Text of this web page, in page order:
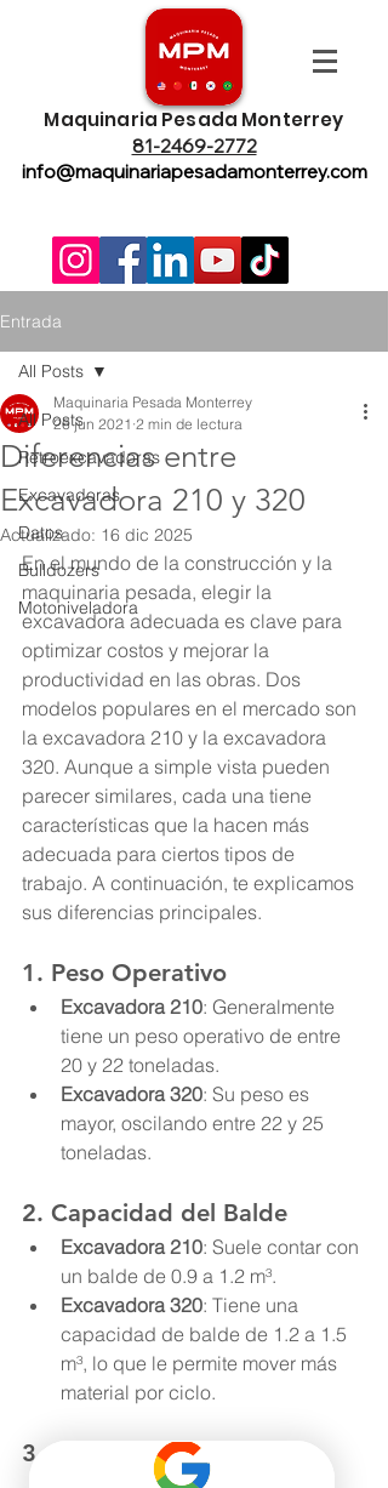
Maquinaria Pesada Monterrey
81-2469-2772
info@maquinariapesadamonterrey.com
Entrada
All Posts
Retroexcavadoras
Excavadoras
Datos
Bulldozers
Motoniveladora
All Posts
Diferencias entre
Excavadora 210 y 320
Maquinaria Pesada Monterrey
26 jun 2021 2 min de lectura
Actualizado: 16 dic 2025
En el mundo de la construcción y la
maquinaria pesada, elegir la
excavadora adecuada es clave para
optimizar costos y mejorar la
productividad en las obras. Dos
modelos populares en el mercado son
la excavadora 210 y la excavadora
320. Aunque a simple vista pueden
parecer similares, cada una tiene
características que la hacen más
adecuada para ciertos tipos de
trabajo. A continuación, te explicamos
sus diferencias principales.
1. Peso Operativo
Excavadora 210: Generalmente
tiene un peso operativo de entre
20 y 22 toneladas.
Excavadora 320: Su peso es
mayor, oscilando entre 22 y 25
toneladas.
2. Capacidad del Balde
Excavadora 210: Suele contar con
un balde de 0.9 a 1.2 m³.
Excavadora 320: Tiene una
capacidad de balde de 1.2 a 1.5
m³, lo que le permite mover más
material por ciclo.
3. Potencia del Motor